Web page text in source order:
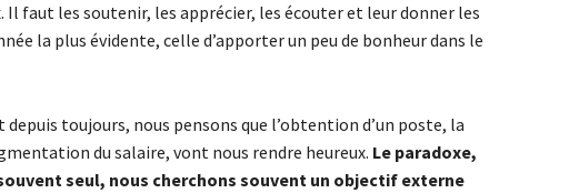
Il faut les soutenir, les apprécier, les écouter et leur donner les
la plus évidente, celle d’apporter un peu de bonheur dans le
depuis toujours, nous pensons que l’obtention d’un poste, la
du salaire, vont nous rendre heureux. Le paradoxe,
seul, nous cherchons souvent un objectif externe